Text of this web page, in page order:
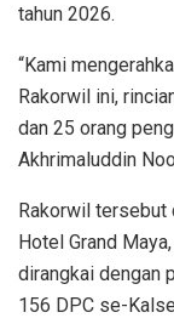
tahun 2026.
“Kami
Rakorwil ini,
dan 25 orang
Akhrimaluddin
Rakorwil
Hotel Grand
dirangkai dengan
156 DPC se-